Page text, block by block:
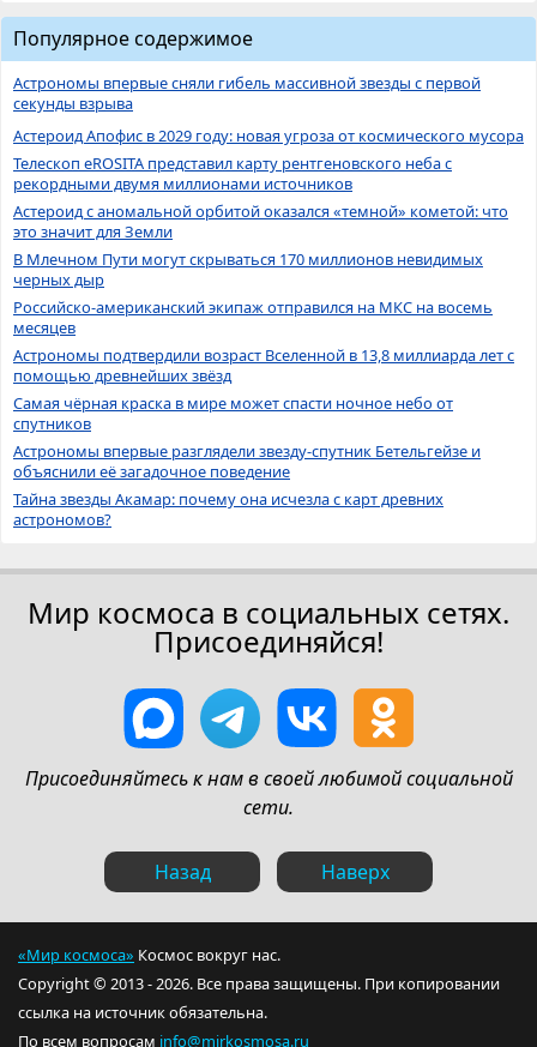
Популярное содержимое
Астрономы впервые сняли гибель массивной звезды с первой
секунды взрыва
Астероид Апофис в 2029 году: новая угроза от космического мусора
Телескоп eROSITA представил карту рентгеновского неба с
рекордными двумя миллионами источников
Астероид с аномальной орбитой оказался «темной» кометой: что
это значит для Земли
В Млечном Пути могут скрываться 170 миллионов невидимых
черных дыр
Российско-американский экипаж отправился на МКС на восемь
месяцев
Астрономы подтвердили возраст Вселенной в 13,8 миллиарда лет с
помощью древнейших звёзд
Самая чёрная краска в мире может спасти ночное небо от
спутников
Астрономы впервые разглядели звезду-спутник Бетельгейзе и
объяснили её загадочное поведение
Тайна звезды Акамар: почему она исчезла с карт древних
астрономов?
Мир космоса в социальных сетях.
Присоединяйся!
Присоединяйтесь к нам в своей любимой социальной
сети.
Назад Наверх
«Мир космоса» Космос вокруг нас.
Copyright © 2013 - 2026. Все права защищены. При копировании
ссылка на источник обязательна.
По всем вопросам info@mirkosmosa.ru